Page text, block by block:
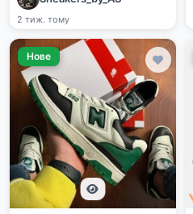
2 тиж. тому
Нове